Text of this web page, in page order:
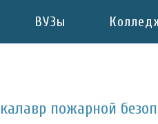
ВУЗы
пожарной